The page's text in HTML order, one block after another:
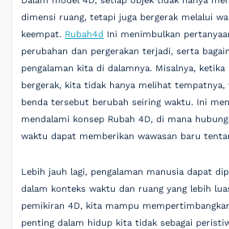
dimensi ruang, tetapi juga bergerak melalui
keempat. Rubah4d Ini menimbulkan
perubahan dan pergerakan terjadi, serta
pengalaman kita di dalamnya. Misalnya,
bergerak, kita tidak hanya melihat tempatnya,
benda tersebut berubah seiring waktu. Ini
mendalami konsep Rubah 4D, di mana
waktu dapat memberikan wawasan baru
Lebih jauh lagi, pengalaman manusia dapat
dalam konteks waktu dan ruang yang lebih
pemikiran 4D, kita mampu
penting dalam hidup kita tidak sebagai